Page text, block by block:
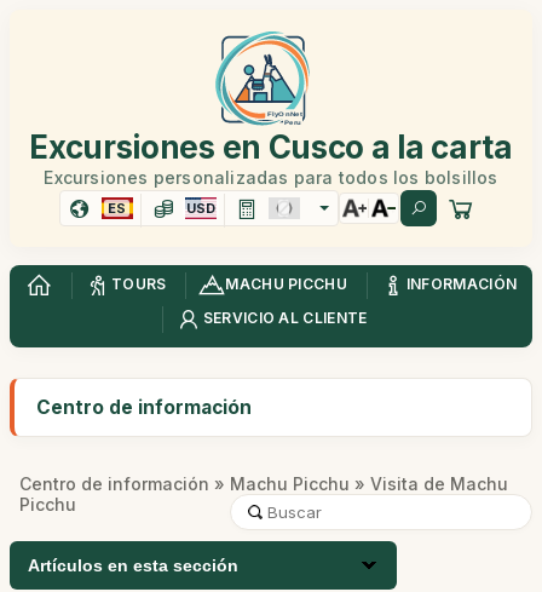
Excursiones en Cusco a la carta
Excursiones personalizadas para todos los bolsillos
ES USD
TOURS MACHU PICCHU
INFORMACIÓN
SERVICIO AL CLIENTE
Centro de información
Centro de información » Machu Picchu » Visita de Machu
Picchu
Artículos en esta sección